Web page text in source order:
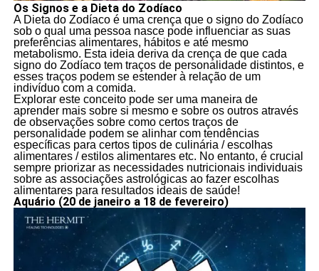
Os Signos e a Dieta do Zodíaco
A Dieta do Zodíaco é uma crença que o signo do Zodíaco
sob o qual uma pessoa nasce pode influenciar as suas
preferências alimentares, hábitos e até mesmo
metabolismo. Esta ideia deriva da crença de que cada
signo do Zodíaco tem traços de personalidade distintos, e
esses traços podem se estender à relação de um
indivíduo com a comida.
Explorar este conceito pode ser uma maneira de
aprender mais sobre si mesmo e sobre os outros através
de observações sobre como certos traços de
personalidade podem se alinhar com tendências
específicas para certos tipos de culinária / escolhas
alimentares / estilos alimentares etc. No entanto, é crucial
sempre priorizar as necessidades nutricionais individuais
sobre as associações astrológicas ao fazer escolhas
alimentares para resultados ideais de saúde!
Aquário (20 de janeiro a 18 de fevereiro)